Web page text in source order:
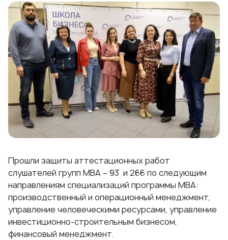
Прошли защиты аттестационных работ
слушателей групп MBA – 93 и 266 по следующим
направлениям специализаций программы MBA:
производственный и операционный менеджмент,
управление человеческими ресурсами, управление
инвестиционно-строительным бизнесом,
финансовый менеджмент.